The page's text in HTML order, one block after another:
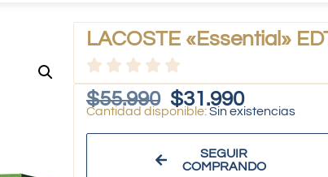
LACOSTE «Essential»
$55.990 $31.990
Sin existencias
SEGUIR
COMPRANDO